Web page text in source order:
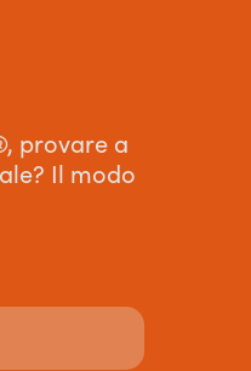
provare a
Il modo